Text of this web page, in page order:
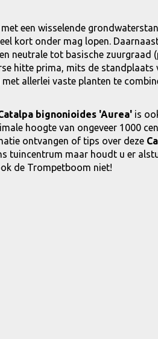
een wisselende
kort onder mag lopen.
neutrale tot basische zuurgraad
hitte prima, mits de standplaats
allerlei vaste planten te
bignonioides 'Aurea'is
hoogte van ongeveer 1000
ontvangen of tips over deze
tuincentrum maar houdt u er
de Trompetboom niet!